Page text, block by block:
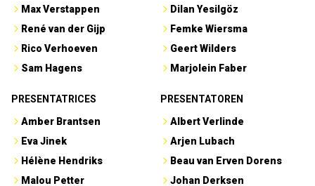
Max Verstappen
René van der Gijp
Rico Verhoeven
Sam Hagens
Dilan Yesilgöz
Femke Wiersma
Geert Wilders
Marjolein Faber
PRESENTATRICES
Amber Brantsen
Eva Jinek
Hélène Hendriks
Malou Petter
PRESENTATOREN
Albert Verlinde
Arjen Lubach
Beau van Erven Dorens
Johan Derksen